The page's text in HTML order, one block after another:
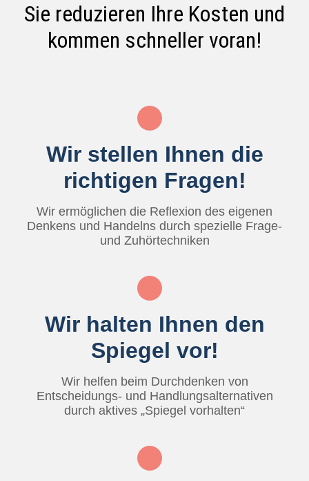
Wir stellen Ihnen die
richtigen Fragen!
Wir ermöglichen die Reflexion des eigenen
Denkens und Handelns durch spezielle Frage-
und Zuhörtechniken
Wir halten Ihnen den
Spiegel vor!
Wir helfen beim Durchdenken von
Entscheidungs- und Handlungsalternativen
durch aktives „Spiegel vorhalten“
Sie reduzieren Ihre Kosten und
kommen schneller voran!